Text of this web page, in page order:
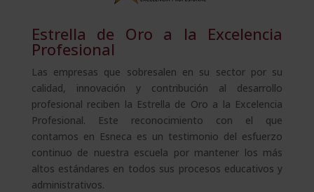
Estrella de Oro a la Excelencia
Profesional
Las empresas que sobresalen en su sector por su
calidad, innovación y contribución al desarrollo
profesional reciben la Estrella de Oro a la Excelencia
Profesional. Este reconocimiento con el que
contamos en Esneca es un testimonio del esfuerzo
continuo de nuestra escuela por mantener los más
altos estándares en todos sus procesos educativos y
administrativos.